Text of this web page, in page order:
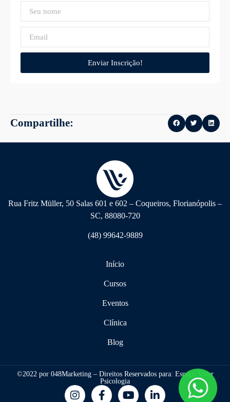
Enviar Inscrição!
Compartilhe:
Rua Fritz Müller, 50 Salas 601 e 602 – Coqueiros, Florianópolis –
SC, 88080-720
(48) 99642-9889
Início
Cursos
Eventos
Clínica
Blog
©2022 por 048Marketing – Direitos Reservados para: Espaço Viver
Psicologia